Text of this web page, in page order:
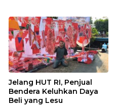
Jelang HUT RI, Penjual
Bendera Keluhkan Daya
Beli yang Lesu